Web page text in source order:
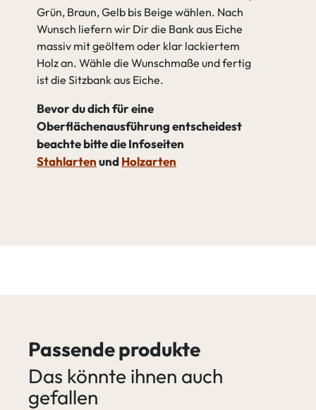
Grün, Braun, Gelb bis Beige wählen. Nach
Wunsch liefern wir Dir die Bank aus Eiche
massiv mit geöltem oder klar lackiertem
Holz an. Wähle die Wunschmaße und fertig
ist die Sitzbank aus Eiche.
Bevor du dich für eine
Oberflächenausführung entscheidest
beachte bitte die Infoseiten
StahlartenundHolzarten
Passende produkte
Das könnte ihnen auch
gefallen